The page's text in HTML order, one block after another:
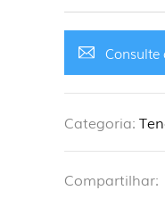
Consulte
Categoria:
Compartilhar: